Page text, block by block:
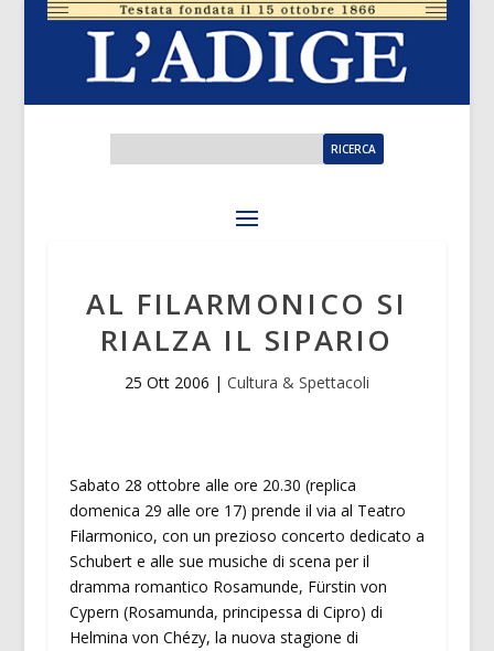
AL FILARMONICO SI
RIALZA IL SIPARIO
25 Ott 2006 | Cultura & Spettacoli
Sabato 28 ottobre alle ore 20.30 (replica
domenica 29 alle ore 17) prende il via al Teatro
Filarmonico, con un prezioso concerto dedicato a
Schubert e alle sue musiche di scena per il
dramma romantico Rosamunde, Fürstin von
Cypern (Rosamunda, principessa di Cipro) di
Helmina von Chézy, la nuova stagione di